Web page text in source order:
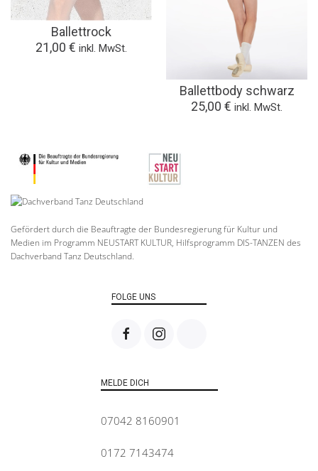
Ballettrock
21,00 € inkl. MwSt.
Ballettbody schwarz
25,00 € inkl. MwSt.
Gefördert durch die Beauftragte der Bundesregierung für Kultur und
Medien im Programm NEUSTART KULTUR, Hilfsprogramm DIS-TANZEN des
Dachverband Tanz Deutschland.
FOLGE UNS
MELDE DICH
07042 8160901
0172 7143474